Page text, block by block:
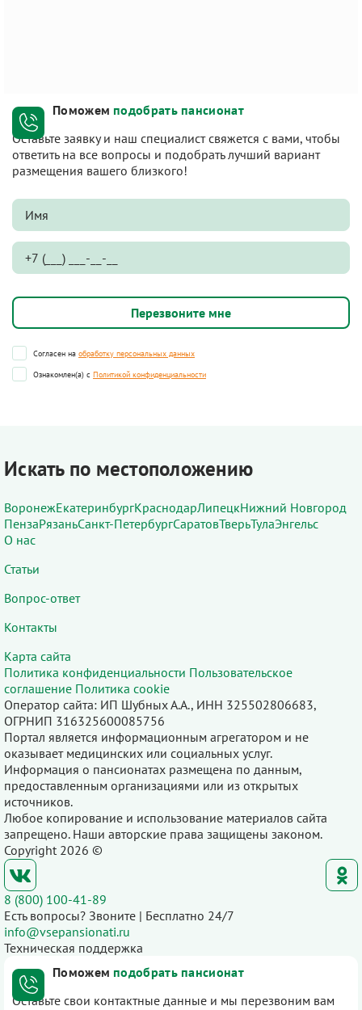
Поможем подобрать пансионат
Оставьте заявку и наш специалист свяжется с вами, чтобы
ответить на все вопросы и подобрать лучший вариант
размещения вашего близкого!
Согласен на обработку персональных данных
Ознакомлен(а) с Политикой конфиденциальности
Искать по местоположению
ВоронежЕкатеринбургКраснодарЛипецкНижний Новгород
ПензаРязаньСанкт-ПетербургСаратовТверьТулаЭнгельс
О нас
Статьи
Вопрос-ответ
Контакты
Карта сайта
Политика конфиденциальности Пользовательское
соглашение Политика cookie
Оператор сайта: ИП Шубных А.А., ИНН 325502806683,
ОГРНИП 316325600085756
Портал является информационным агрегатором и не
оказывает медицинских или социальных услуг.
Информация о пансионатах размещена по данным,
предоставленным организациями или из открытых
источников.
Любое копирование и использование материалов сайта
запрещено. Наши авторские права защищены законом.
Copyright 2026 ©
8 (800) 100-41-89
Есть вопросы? Звоните | Бесплатно 24/7
info@vsepansionati.ru
Техническая поддержка
Поможем подобрать пансионат
Оставьте свои контактные данные и мы перезвоним вам